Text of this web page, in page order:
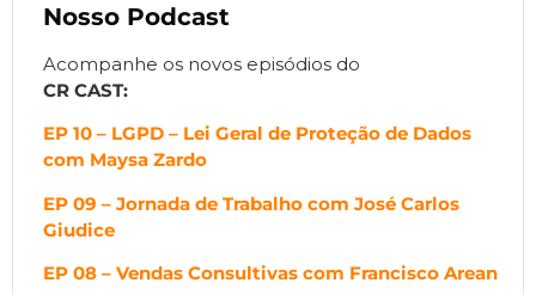
Nosso Podcast
Acompanhe os novos episódios do
CR CAST:
EP 10 – LGPD – Lei Geral de Proteção de Dados
com Maysa Zardo
EP 09 – Jornada de Trabalho com José Carlos
Giudice
EP 08 – Vendas Consultivas com Francisco Arean